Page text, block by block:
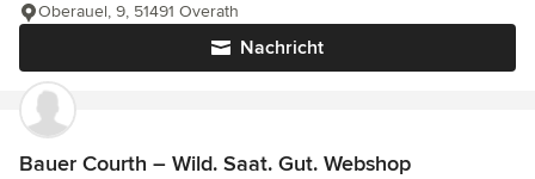
Nachricht
Oberauel, 9, 51491 Overath
Bauer Courth – Wild. Saat. Gut. Webshop